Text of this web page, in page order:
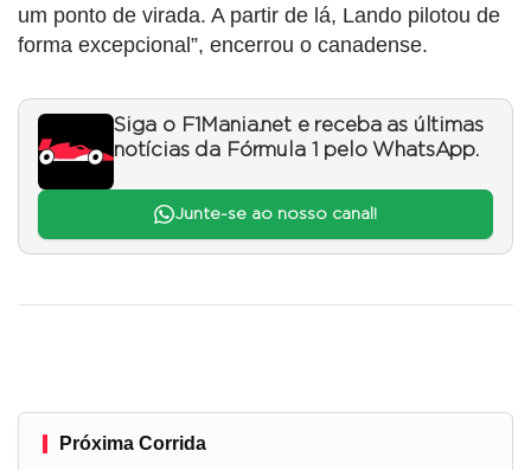
um ponto de virada. A partir de lá, Lando pilotou de
forma excepcional”, encerrou o canadense.
Siga o F1Mania.net e receba as últimas
notícias da Fórmula 1 pelo WhatsApp.
Junte-se ao nosso canal!
Próxima Corrida